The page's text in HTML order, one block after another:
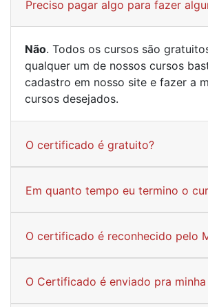
Preciso pagar algo para fazer
Não. Todos os cursos são
qualquer um de nossos cursos
cadastro em nosso site e fazer a
cursos desejados.
O certificado é gratuito?
Em quanto tempo eu termino o
O certificado é reconhecido pelo
O Certificado é enviado pra minha